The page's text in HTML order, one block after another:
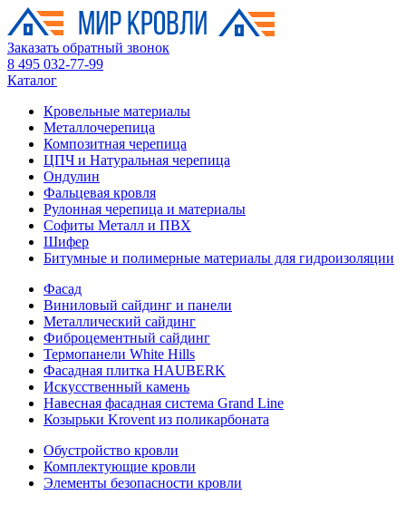
Заказать обратный звонок
8 495 032-77-99
Каталог
Кровельные материалы
Металлочерепица
Композитная черепица
ЦПЧ и Натуральная черепица
Ондулин
Фальцевая кровля
Рулонная черепица и материалы
Софиты Металл и ПВХ
Шифер
Битумные и полимерные материалы для гидроизоляции
Фасад
Виниловый сайдинг и панели
Металлический сайдинг
Фиброцементный сайдинг
Термопанели White Hills
Фасадная плитка HAUBERK
Искусственный камень
Навесная фасадная система Grand Line
Козырьки Krovent из поликарбоната
Обустройство кровли
Комплектующие кровли
Элементы безопасности кровли